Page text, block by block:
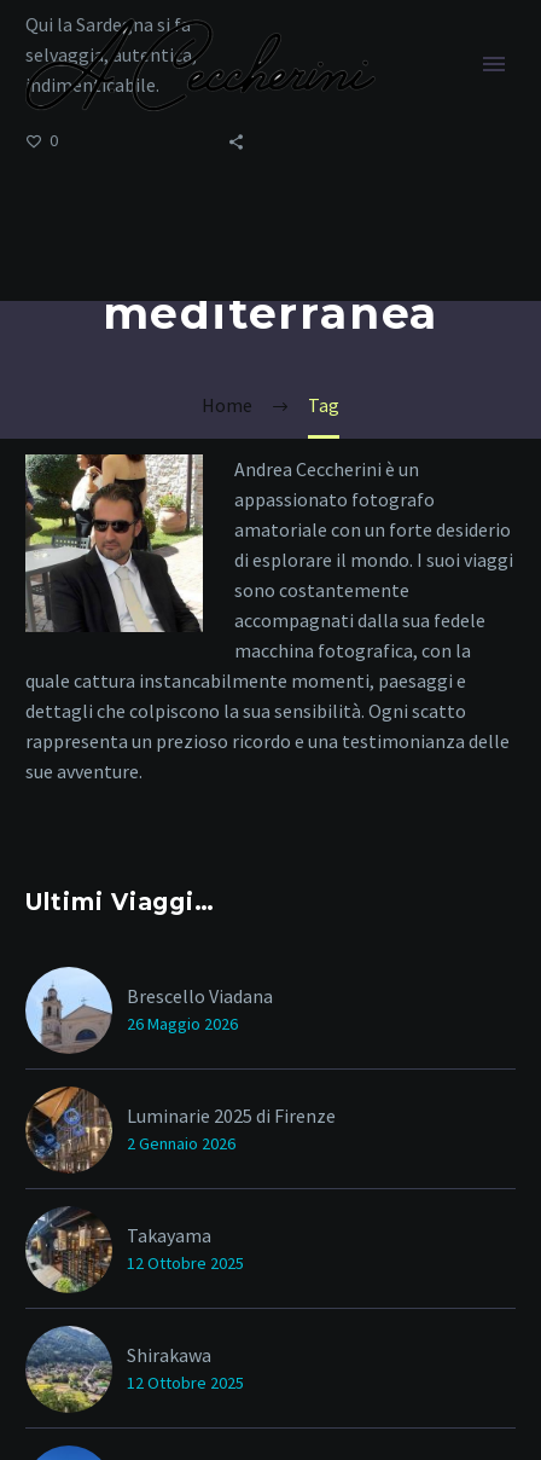
mediterranea
Home Tag
Qui la Sardegna si fa
selvaggia, autentica,
indimenticabile.
0
Andrea Ceccherini è un
appassionato fotografo
amatoriale con un forte desiderio
di esplorare il mondo. I suoi viaggi
sono costantemente
accompagnati dalla sua fedele
macchina fotografica, con la
quale cattura instancabilmente momenti, paesaggi e
dettagli che colpiscono la sua sensibilità. Ogni scatto
rappresenta un prezioso ricordo e una testimonianza delle
sue avventure.
Ultimi Viaggi…
Brescello Viadana
26 Maggio 2026
Luminarie 2025 di Firenze
2 Gennaio 2026
Takayama
12 Ottobre 2025
Shirakawa
12 Ottobre 2025